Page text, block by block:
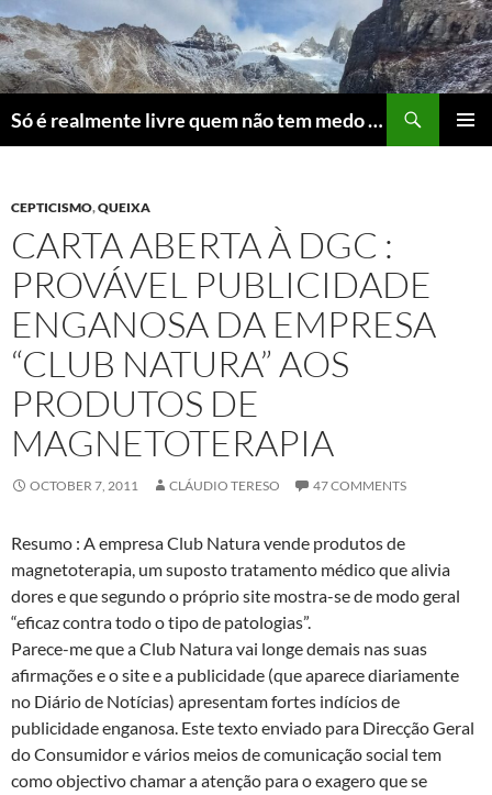
Skip
to
content
Só é realmente livre quem não tem medo do ridículo
CEPTICISMO,QUEIXA
CARTA ABERTA À DGC :
PROVÁVEL PUBLICIDADE
ENGANOSA DA EMPRESA
“CLUB NATURA” AOS
PRODUTOS DE
MAGNETOTERAPIA
OCTOBER 7, 2011 CLÁUDIO TERESO 47 COMMENTS
Resumo : A empresa Club Natura vende produtos de
magnetoterapia, um suposto tratamento médico que alivia
dores e que segundo o próprio site mostra-se de modo geral
“eficaz contra todo o tipo de patologias”.
Parece-me que a Club Natura vai longe demais nas suas
afirmações e o site e a publicidade (que aparece diariamente
no Diário de Notícias) apresentam fortes indícios de
publicidade enganosa. Este texto enviado para Direcção Geral
do Consumidor e vários meios de comunicação social tem
como objectivo chamar a atenção para o exagero que se